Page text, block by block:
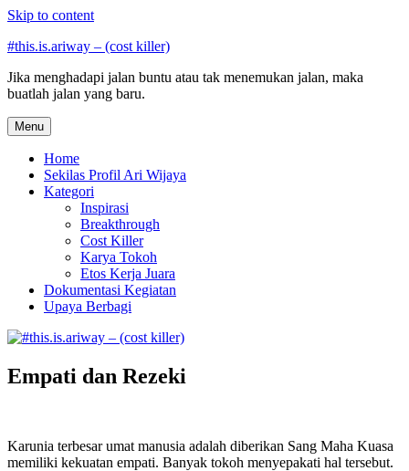
Skip to content
#this.is.ariway – (cost killer)
Jika menghadapi jalan buntu atau tak menemukan jalan, maka
buatlah jalan yang baru.
Menu
Home
Sekilas Profil Ari Wijaya
Kategori
Inspirasi
Breakthrough
Cost Killer
Karya Tokoh
Etos Kerja Juara
Dokumentasi Kegiatan
Upaya Berbagi
Empati dan Rezeki
Karunia terbesar umat manusia adalah diberikan Sang Maha Kuasa
memiliki kekuatan empati. Banyak tokoh menyepakati hal tersebut.